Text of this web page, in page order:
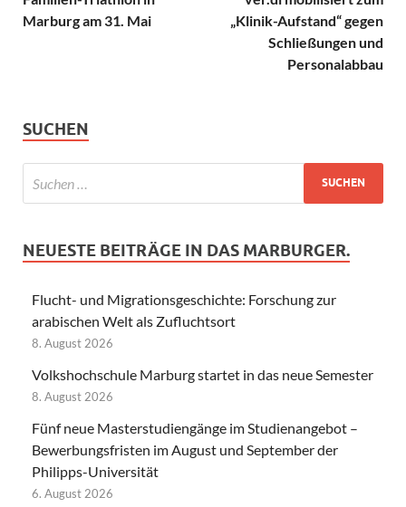
Marburg am 31. Mai
„Klinik-Aufstand“ gegen
Schließungen und
Personalabbau
SUCHEN
NEUESTE BEITRÄGE IN DAS MARBURGER.
Flucht- und Migrationsgeschichte: Forschung zur
arabischen Welt als Zufluchtsort
8. August 2026
Volkshochschule Marburg startet in das neue Semester
8. August 2026
Fünf neue Masterstudiengänge im Studienangebot –
Bewerbungsfristen im August und September der
Philipps-Universität
6. August 2026